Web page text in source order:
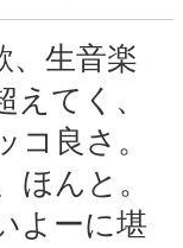
、生音楽
えてく、
コ良さ。
ほんと。
よーに堪